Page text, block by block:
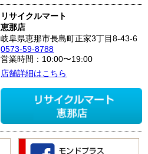
リサイクルマート
恵那店
岐阜県恵那市長島町正家3丁目8-43-6
0573-59-8788
営業時間：10:00〜19:00
店舗詳細はこちら